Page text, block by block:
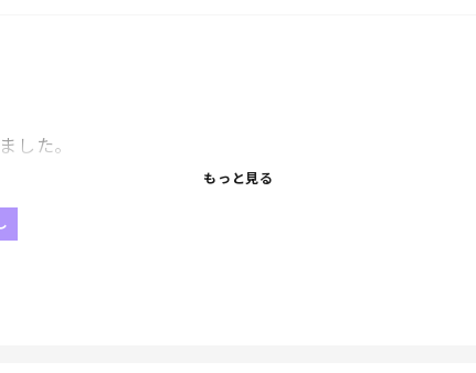
した。
サッカーボールをシュートする競技があったり、学年
て成長を感じた✨
先生にたまたま会って立ち話、色々褒めていただき涙が
もっと見る